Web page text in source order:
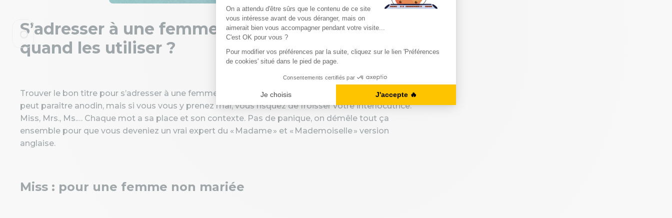
S’adresser à une femme en anglais : Mrs ou miss,
quand les utiliser ?
Trouver le bon titre pour s’adresser à une femme en anglais, ça peut parfois être compliqué : ça
peut paraître anodin, mais si vous vous y prenez mal, vous risquez de froisser votre interlocutrice.
Miss, Mrs., Ms.… Chaque mot a sa place et son contexte. Pas de panique, on démêle tout ça
ensemble pour que vous deveniez un vrai expert du « Madame » et « Mademoiselle » version
anglaise.
Miss : pour une femme non mariée